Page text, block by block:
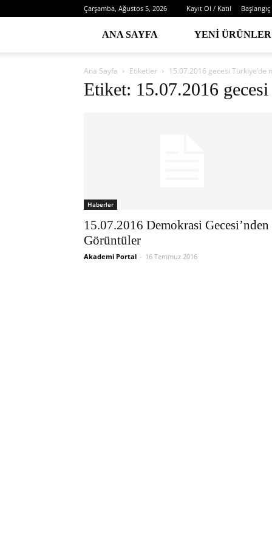
Çarşamba, Ağustos 5, 2026 Kayıt Ol / Katıl Başlangıç
ANA SAYFA YENI ÜRÜNLER
Ana Sayfa Etiketler 15.07.2016 gecesi Türkiye’de
Etiket: 15.07.2016 gecesi
Haberler
15.07.2016 Demokrasi Gecesi’nden
Görüntüler
Akademi Portal - 16 Temmuz 2016